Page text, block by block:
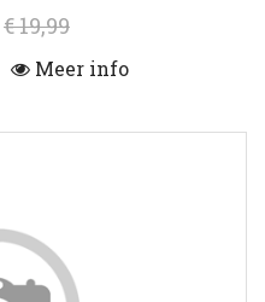
€ 19,99
Meer info